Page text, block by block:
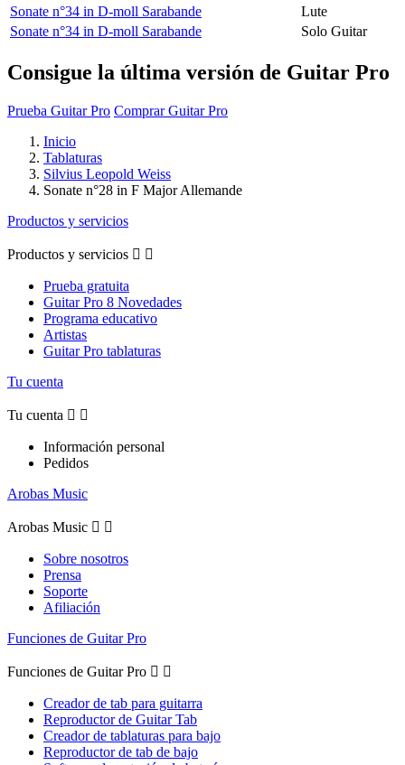
Sonate n°34 in D-moll Sarabande
Lute
Sonate n°34 in D-moll Sarabande
Solo Guitar
Consigue la última versión de Guitar Pro
Prueba Guitar Pro Comprar Guitar Pro
Inicio
Tablaturas
Silvius Leopold Weiss
Sonate n°28 in F Major Allemande
Productos y servicios
Productos y servicios  
Prueba gratuita
Guitar Pro 8 Novedades
Programa educativo
Artistas
Guitar Pro tablaturas
Tu cuenta
Tu cuenta  
Información personal
Pedidos
Arobas Music
Arobas Music  
Sobre nosotros
Prensa
Soporte
Afiliación
Funciones de Guitar Pro
Funciones de Guitar Pro  
Creador de tab para guitarra
Reproductor de Guitar Tab
Creador de tablaturas para bajo
Reproductor de tab de bajo